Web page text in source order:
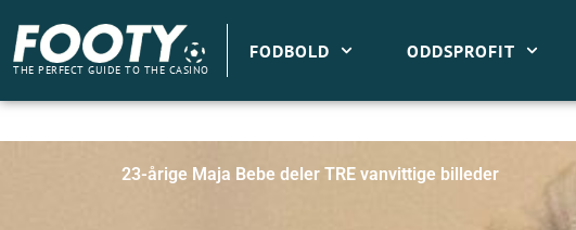
indholdet
THE PERFECT GUIDE TO THE CASINO
FODBOLD ODDSPROFIT
23-årige Maja Bebe deler TRE vanvittige billeder